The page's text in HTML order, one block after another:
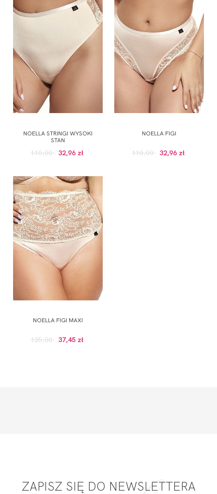
NOELLA STRINGI WYSOKI
STAN
110,00 32,96 zł
NOELLA FIGI
110,00 32,96 zł
NOELLA FIGI MAXI
125,00 37,45 zł
ZAPISZ SIĘ DO NEWSLETTERA